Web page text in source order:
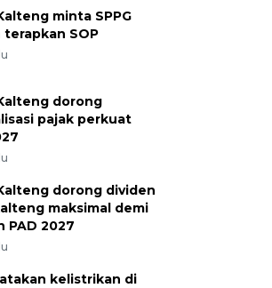
minta SPPG
terapkan SOP
dorong
pajak perkuat
dorong dividen
maksimal demi
PAD 2027
kelistrikan di